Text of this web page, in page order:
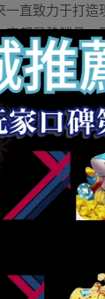
一直致力于打造
都是熱銷品，
、博主推薦過
，在補水保
，這款面霜還可
也有一定的效果
般的凝霜，上臉
季皮膚易泛紅、
有機也好，純天
現的其實是每個
通過自己的品牌
展的理念，并
，大家在購買